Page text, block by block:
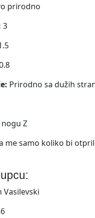
prirodno
3
Prirodno sa dužih
Z
me samo koliko bi
Vasilevski